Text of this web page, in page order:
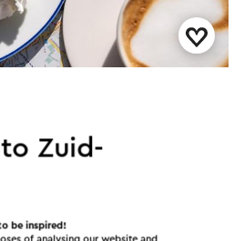
Zuid-
be inspired!
of analysing our website and